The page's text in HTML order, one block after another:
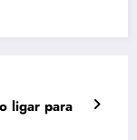
ligar para